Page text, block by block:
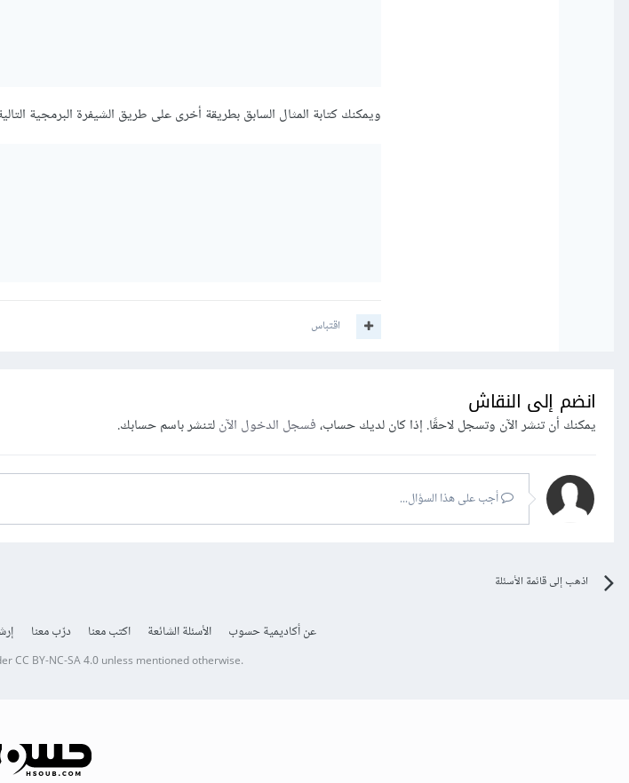
ويمكنك كتابة المثال السابق بطريقة أخرى على طريق الشيفرة البرمجية
اقتباس
انضم إلى النقاش
يمكنك أن تنشر الآن وتسجل لاحقًا. إذا كان لديك حساب،فسجل الدخول الآنلتنشر باسم حسابك.
أجب على هذا السؤال...
اذهب إلى قائمة الأسئلة
عن أكاديمية حسوب الأسئلة الشائعة اكتب معنا درّب معنا
CC BY-NC-SA 4.0unless mentioned otherwise.